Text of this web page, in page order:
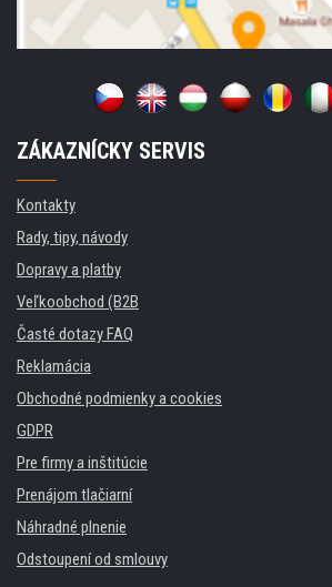
ZÁKAZNÍCKY SERVIS
Kontakty
Rady, tipy, návody
Dopravy a platby
Veľkoobchod (B2B
Časté dotazy FAQ
Reklamácia
Obchodné podmienky a cookies
GDPR
Pre firmy a inštitúcie
Prenájom tlačiarní
Náhradné plnenie
Odstoupení od smlouvy